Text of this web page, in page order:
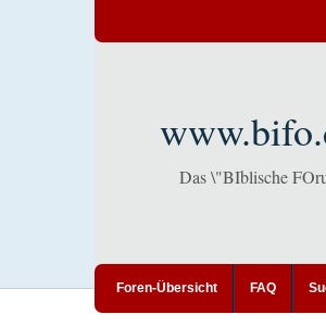
Das \"BIblische
Foren-Übersicht FAQ